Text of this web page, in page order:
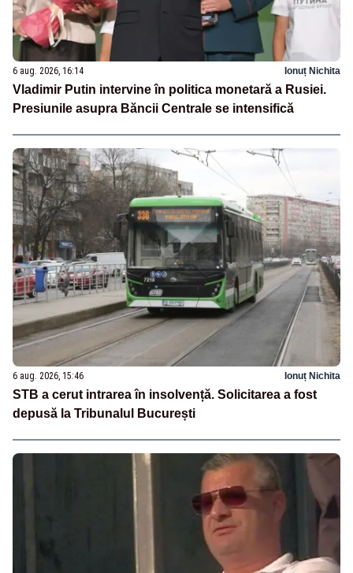
6 aug. 2026, 16:14 Ionuț Nichita
Vladimir Putin intervine în politica monetară a Rusiei.
Presiunile asupra Băncii Centrale se intensifică
6 aug. 2026, 15:46 Ionuț Nichita
STB a cerut intrarea în insolvență. Solicitarea a fost
depusă la Tribunalul București